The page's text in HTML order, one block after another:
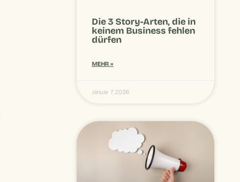
Die 3 Story-Arten, die in
keinem Business fehlen
dürfen
MEHR »
Januar 7, 2026